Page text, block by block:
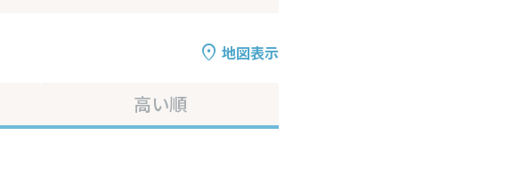
地図表示
高い順